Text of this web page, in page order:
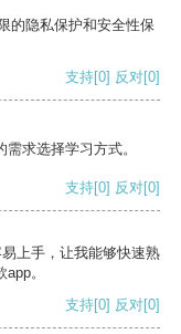
的隐私保护和安全性保
支持[0] 反对[0]
求选择学习方式。
支持[0] 反对[0]
上手，让我能够快速熟
。
支持[0] 反对[0]